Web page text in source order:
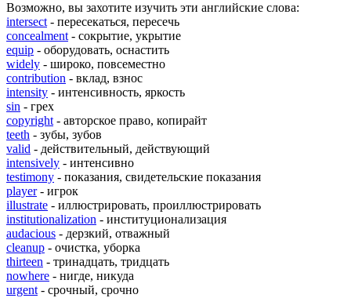
Возможно, вы захотите изучить эти английские слова:
intersect- пересекаться, пересечь
concealment- сокрытие, укрытие
equip - оборудовать, оснастить
widely - широко, повсеместно
contribution - вклад, взнос
intensity - интенсивность, яркость
sin - грех
copyright- авторское право, копирайт
teeth - зубы, зубов
valid - действительный, действующий
intensively - интенсивно
testimony - показания, свидетельские показания
player- игрок
illustrate - иллюстрировать, проиллюстрировать
institutionalization - институционализация
audacious - дерзкий, отважный
cleanup - очистка, уборка
thirteen - тринадцать, тридцать
nowhere - нигде, никуда
urgent- срочный, срочно